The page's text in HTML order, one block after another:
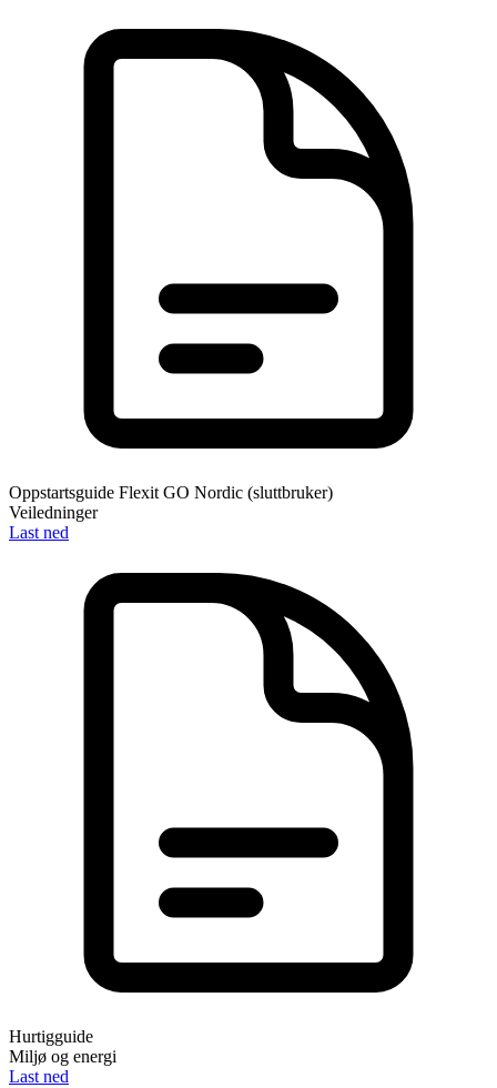
Oppstartsguide Flexit GO Nordic (sluttbruker)
Veiledninger
Last ned
Hurtigguide
Miljø og energi
Last ned